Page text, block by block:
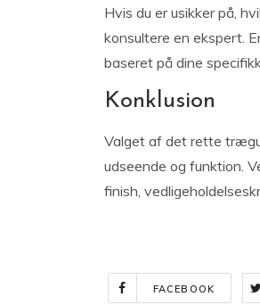
Hvis du er usikker på,
konsultere en ekspert.
baseret på dine
Konklusion
Valget af det rette
udseende og funktion.
finish,
FACEBOOK